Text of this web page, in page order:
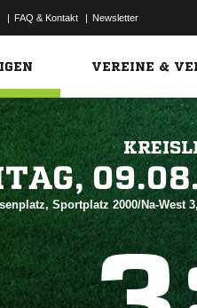
| FAQ & Kontakt | Newsletter
VEREINE &
Sportplatz 2000/Na-West